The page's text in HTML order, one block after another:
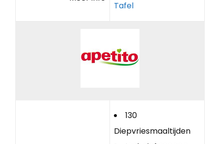
Tafel
130
Diepvriesmaaltijden